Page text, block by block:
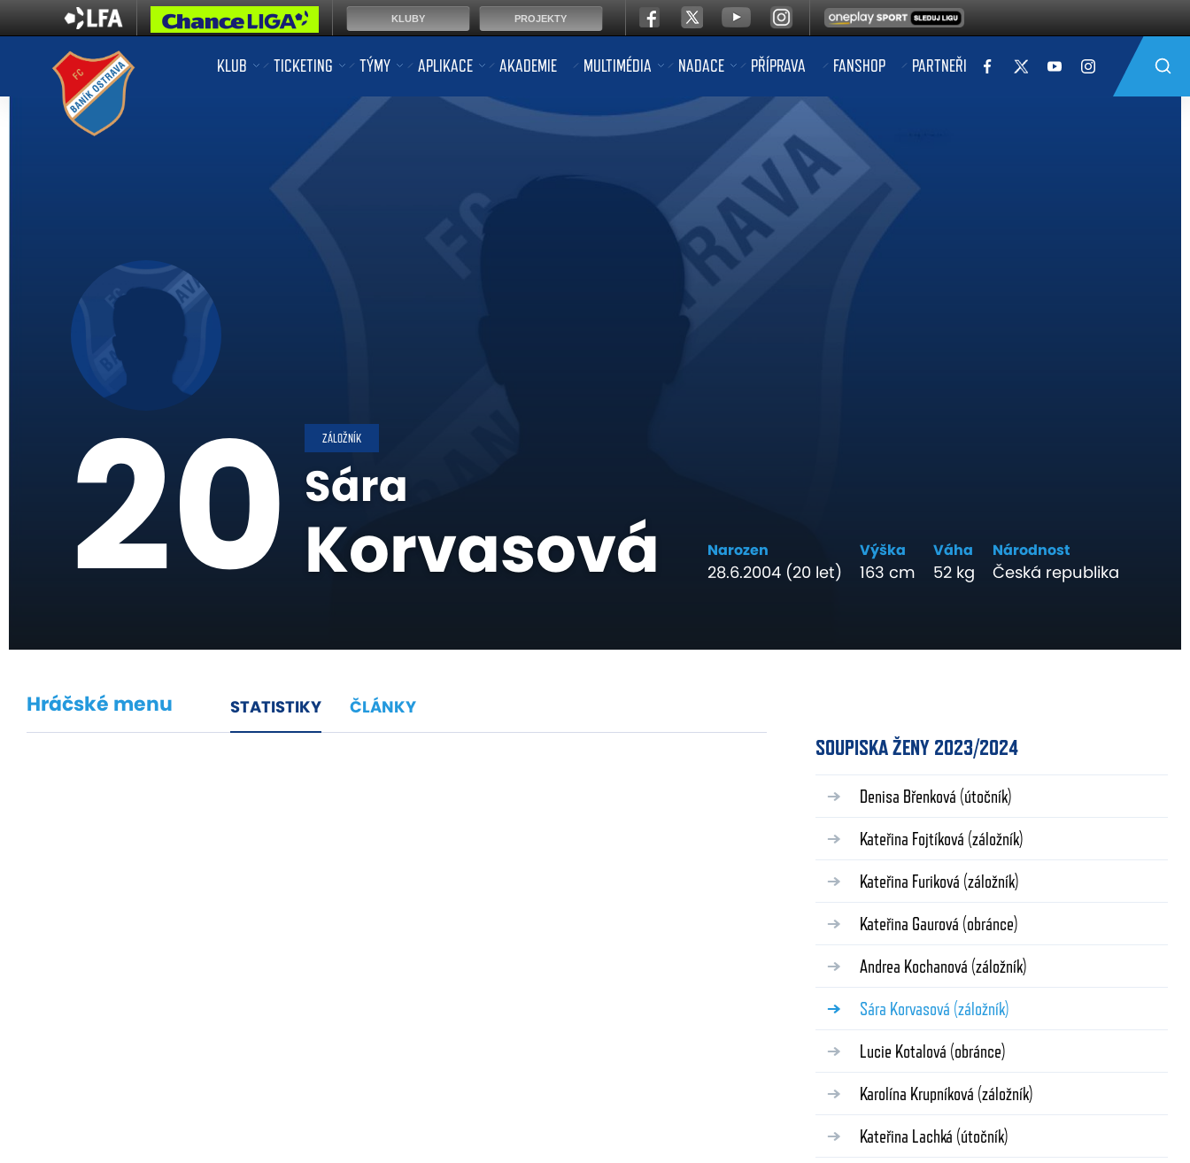
KLUB TICKETING TÝMY APLIKACE AKADEMIE MULTIMÉDIA NADACE PŘÍPRAVA FANSHOP PARTNEŘI
20 ZÁLOŽNÍK
Sára
Korvasová Narozen
28.6.2004 (20 let)
Výška
163 cm
Váha
52 kg
Národnost
Česká republika
Hráčské menu STATISTIKY ČLÁNKY
SOUPISKA ŽENY 2023/2024
Denisa Břenková (útočník)
Kateřina Fojtíková (záložník)
Kateřina Furiková (záložník)
Kateřina Gaurová (obránce)
Andrea Kochanová (záložník)
Sára Korvasová (záložník)
Lucie Kotalová (obránce)
Karolína Krupníková (záložník)
Kateřina Lachká (útočník)
KLUBY PROJEKTY